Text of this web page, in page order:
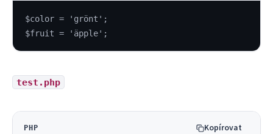
$color = 'grönt';
$fruit = 'äpple';
test.php
PHP Kopírovat